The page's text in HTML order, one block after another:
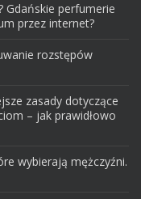
Gdańskie perfumerie
przez internet?
rozstępów
zasady dotyczące
– jak prawidłowo
wybierają mężczyźni.